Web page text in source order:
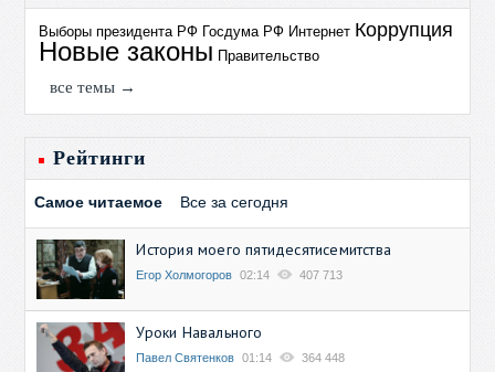
Выборы президента РФ Госдума РФ Интернет Коррупция
Новые законы Правительство
все темы →
Рейтинги
Самое читаемое Все за сегодня
История моего пятидесятисемитства
Егор Холмогоров 02:14 407 713
Уроки Навального
Павел Святенков 01:14 364 448